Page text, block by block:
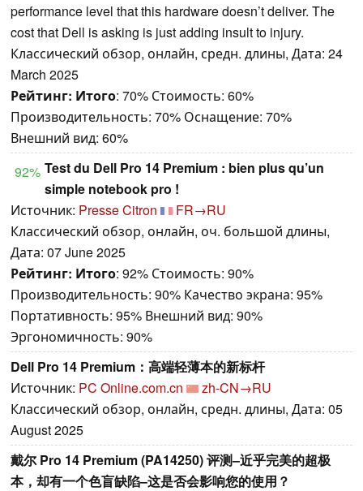
performance level that this hardware doesn’t deliver. The
cost that Dell is asking is just adding insult to injury.
Классический обзор, онлайн, средн. длины, Дата: 24
March 2025
Рейтинг: Итого: 70% Стоимость: 60%
Производительность: 70% Оснащение: 70%
Внешний вид: 60%
92% Test du Dell Pro 14 Premium : bien plus qu’un
simple notebook pro !
Источник: Presse Citron
FR→RU
Классический обзор, онлайн, оч. большой длины,
Дата: 07 June 2025
Рейтинг: Итого: 92% Стоимость: 90%
Производительность: 90% Качество экрана: 95%
Портативность: 95% Внешний вид: 90%
Эргономичность: 90%
Dell Pro 14 Premium：高端轻薄本的新标杆
Источник: PC Online.com.cn
zh-CN→RU
Классический обзор, онлайн, средн. длины, Дата: 05
August 2025
戴尔 Pro 14 Premium (PA14250) 评测–近乎完美的超极
本，却有一个色盲缺陷–这是否会影响您的使用？